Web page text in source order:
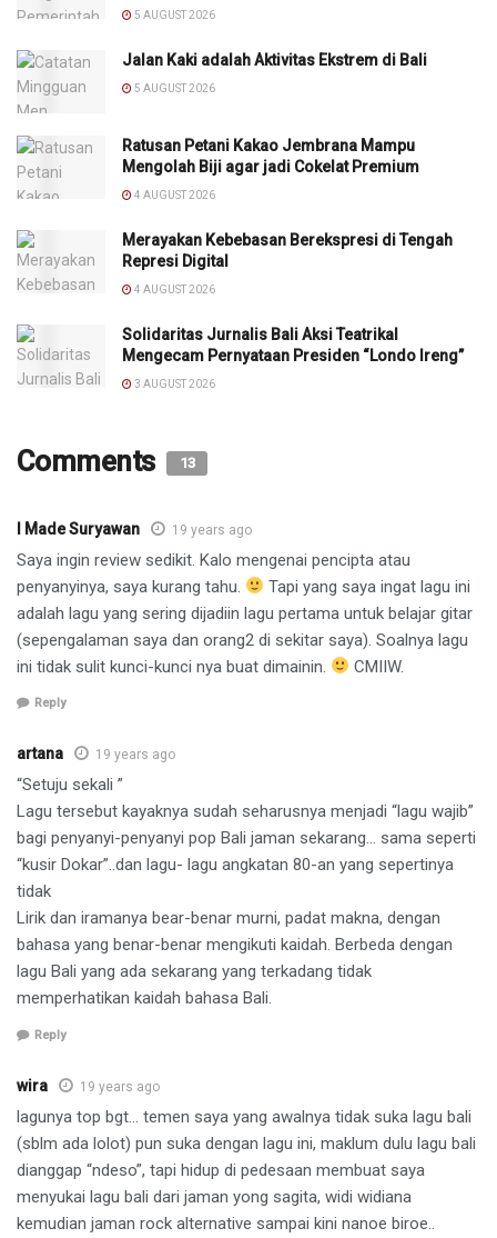
5 AUGUST 2026
Jalan Kaki adalah Aktivitas Ekstrem di Bali
5 AUGUST 2026
Ratusan Petani Kakao Jembrana Mampu
Mengolah Biji agar jadi Cokelat Premium
4 AUGUST 2026
Merayakan Kebebasan Berekspresi di Tengah
Represi Digital
4 AUGUST 2026
Solidaritas Jurnalis Bali Aksi Teatrikal
Mengecam Pernyataan Presiden “Londo Ireng”
3 AUGUST 2026
Comments 13
I Made Suryawan 19 years ago
Saya ingin review sedikit. Kalo mengenai pencipta atau
penyanyinya, saya kurang tahu.
Tapi yang saya ingat lagu ini
adalah lagu yang sering dijadiin lagu pertama untuk belajar gitar
(sepengalaman saya dan orang2 di sekitar saya). Soalnya lagu
ini tidak sulit kunci-kunci nya buat dimainin.
CMIIW.
Reply
artana 19 years ago
“Setuju sekali ”
Lagu tersebut kayaknya sudah seharusnya menjadi “lagu wajib”
bagi penyanyi-penyanyi pop Bali jaman sekarang… sama seperti
“kusir Dokar”..dan lagu- lagu angkatan 80-an yang sepertinya
tidak
Lirik dan iramanya bear-benar murni, padat makna, dengan
bahasa yang benar-benar mengikuti kaidah. Berbeda dengan
lagu Bali yang ada sekarang yang terkadang tidak
memperhatikan kaidah bahasa Bali.
Reply
wira 19 years ago
lagunya top bgt… temen saya yang awalnya tidak suka lagu bali
(sblm ada lolot) pun suka dengan lagu ini, maklum dulu lagu bali
dianggap “ndeso”, tapi hidup di pedesaan membuat saya
menyukai lagu bali dari jaman yong sagita, widi widiana
kemudian jaman rock alternative sampai kini nanoe biroe..